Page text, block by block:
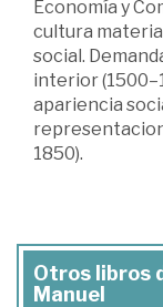
Economía y
cultura
social.
interior
apariencia
1850).
Otros libros
Manuel